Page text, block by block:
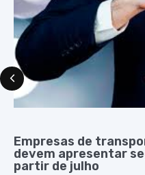
Empresas de
devem apresentar
partir de julho